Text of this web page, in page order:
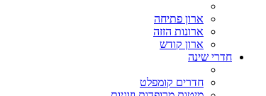
ארון פתיחה
ארונות הזזה
ארון קודש
חדרי שינה
חדרים קומפלט